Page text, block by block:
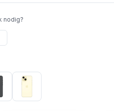
nodig?
Yellow